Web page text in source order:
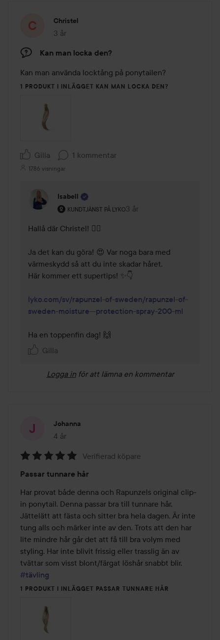
Christel
3 år
Inlägget skapades 3 år
Kan man locka den?
Kan man använda locktång på ponytailen?
1 PRODUKT I INLÄGGET KAN MAN LOCKA DEN?
Gilla 1 kommentar
1786 visningar
Isabell
KUNDTJÄNST PÅ LYKO
Användarens roll: Kundtjänst på Lyko.
3 år
Kommentaren lades 3 år
Hallå där Christel! 🙋‍♀️
Ja det kan du göra! 😍 Var noga bara med
värmeskydd så att du inte skadar håret.
Här kommer ett supertips! ✨👇
lyko.com/sv/rapunzel-of-sweden/rapunzel-of-
sweden-moisture---protection-spray-200-ml
Ha en toppenfin dag! 🙌
Gilla
Logga in för att lämna en kommentar
Johanna
4 år
Inlägget skapades 4 år
5
av
5
Verifierad köpare
Passar tunnare hår
Har provat både denna och Rapunzels original clip-
in ponytail. Denna passar bra till tunnare hår.
Jättelätt att fästa och sitter bra hela dagen. Är inte
tung alls och märker inte av den. Trots att den har
lite mindre hår går det att få till bra volym med
styling. Har inte blivit frissig eller trasslig än av
#tävling
1 PRODUKT I INLÄGGET PASSAR TUNNARE HÅR